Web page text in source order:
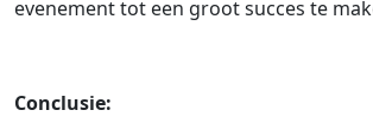
evenement tot een groot succes te
Conclusie: